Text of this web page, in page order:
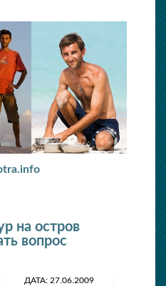
на остров
вопрос
ДАТА: 27.06.2009